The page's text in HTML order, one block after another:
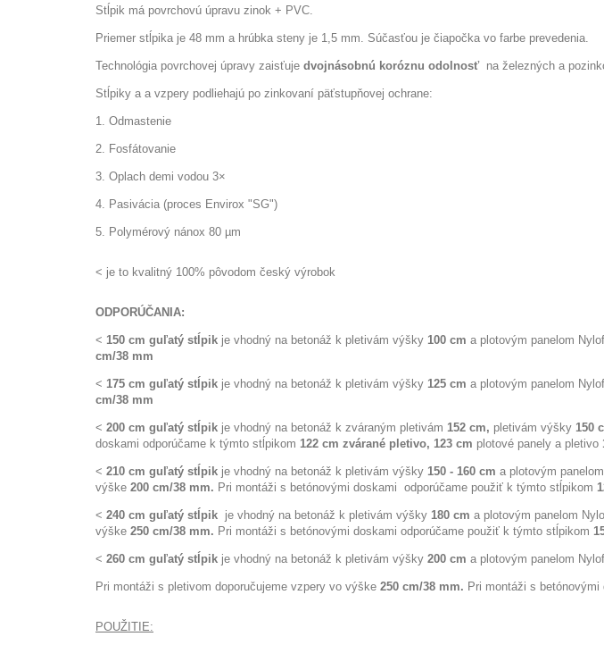
Stĺpik má povrchovú úpravu zinok + PVC.
Priemer stĺpika je 48 mm a hrúbka steny je 1,5 mm. Súčasťou je čiapočka vo farbe prevedenia.
Technológia povrchovej úpravy zaisťuje dvojnásobnú koróznu odolnosť na železných a
Stĺpiky a a vzpery podliehajú po zinkovaní päťstupňovej ochrane:
1. Odmastenie
2. Fosfátovanie
3. Oplach demi vodou 3×
4. Pasivácia (proces Envirox "SG")
5. Polymérový nánox 80 µm
< je to kvalitný 100% pôvodom český výrobok
ODPORÚČANIA:
< 150 cm guľatý stĺpik je vhodný na betonáž k pletivám výšky 100 cm a plotovým panelom
cm/38 mm
< 175 cm guľatý stĺpik je vhodný na betonáž k pletivám výšky 125 cm a plotovým panelom
cm/38 mm
< 200 cm guľatý stĺpik je vhodný na betonáž k zváraným pletivám 152 cm, pletivám výšky 150
doskami odporúčame k týmto stĺpikom 122 cm zvárané pletivo, 123 cm plotové panely a pletivo
< 210 cm guľatý stĺpik je vhodný na betonáž k pletivám výšky 150 - 160 cm a plotovým
výške 200 cm/38 mm. Pri montáži s betónovými doskami odporúčame použiť k týmto stĺpikom
< 240 cm guľatý stĺpik je vhodný na betonáž k pletivám výšky 180 cm a plotovým panelom
výške 250 cm/38 mm. Pri montáži s betónovými doskami odporúčame použiť k týmto stĺpikom
< 260 cm guľatý stĺpik je vhodný na betonáž k pletivám výšky 200 cm a plotovým panelom
Pri montáži s pletivom doporučujeme vzpery vo výške 250 cm/38 mm. Pri montáži s
POUŽITIE: